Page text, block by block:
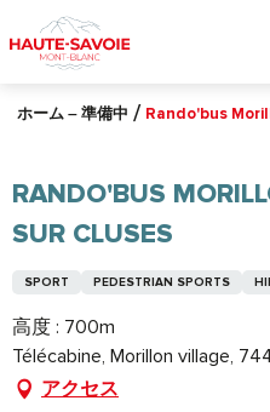
au
contenu
principal
ホーム – 準備中 Rando'bus
RANDO'BUS
SUR CLUSES
SPORT PEDESTRIAN SPORTS
高度 : 700m
Télécabine, Morillon village,
アクセス